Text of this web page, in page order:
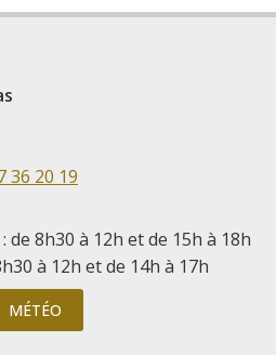
36 20 19
de 8h30 à 12h et de 15h à 18h
à 12h et de 14h à 17h
MÉTÉO